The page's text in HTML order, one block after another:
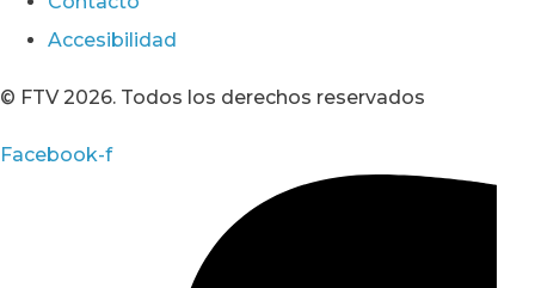
Accesibilidad
© FTV 2026. Todos los derechos reservados
Facebook-f